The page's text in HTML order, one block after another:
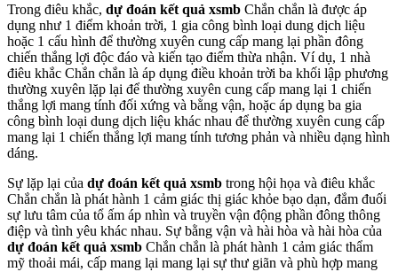
Trong điêu khắc, dự đoán kết quả xsmb Chắn chắn là được áp
dụng như 1 điểm khoản trời, 1 gia công bình loại dung dịch liệu
hoặc 1 cấu hình để thường xuyên cung cấp mang lại phần đông
chiến thắng lợi độc đáo và kiến tạo điểm thừa nhận. Ví dụ, 1 nhà
điêu khắc Chắn chắn là áp dụng điều khoản trời ba khối lập phương
thường xuyên lặp lại để thường xuyên cung cấp mang lại 1 chiến
thắng lợi mang tính đối xứng và bằng vận, hoặc áp dụng ba gia
công bình loại dung dịch liệu khác nhau để thường xuyên cung cấp
mang lại 1 chiến thắng lợi mang tính tương phản và nhiều dạng hình
dáng.
Sự lặp lại của dự đoán kết quả xsmb trong hội họa và điêu khắc
Chắn chắn là phát hành 1 cảm giác thị giác khỏe bạo dạn, đắm đuối
sự lưu tâm của tổ ấm áp nhìn và truyền vận động phần đông thông
điệp và tình yêu khác nhau. Sự bằng vận và hài hòa và hài hòa của
dự đoán kết quả xsmb Chắn chắn là phát hành 1 cảm giác thẩm
mỹ thoải mái, cấp mang lại mang lại sự thư giãn và phù hợp mang